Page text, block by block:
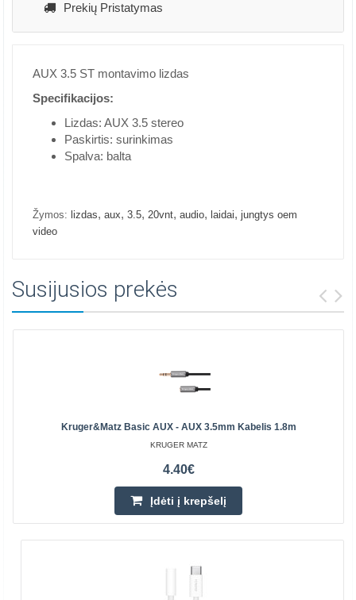
Prekių Pristatymas
AUX 3.5 ST montavimo lizdas
Specifikacijos:
Lizdas: AUX 3.5 stereo
Paskirtis: surinkimas
Spalva: balta
Žymos: lizdas, aux, 3.5, 20vnt, audio, laidai, jungtys oem
video
Susijusios prekės
Kruger&Matz Basic AUX - AUX 3.5mm Kabelis 1.8m
KRUGER MATZ
4.40€
Įdėti į krepšelį